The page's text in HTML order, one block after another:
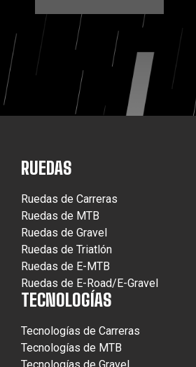
RUEDAS
Ruedas de Carreras
Ruedas de MTB
Ruedas de Gravel
Ruedas de Triatlón
Ruedas de E-MTB
Ruedas de E-Road/E-Gravel
TECNOLOGÍAS
Tecnologías de Carreras
Tecnologías de MTB